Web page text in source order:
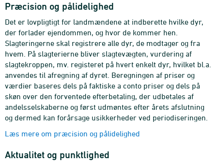
Præcision og pålidelighed
Det er lovpligtigt for landmændene at indberette hvilke dyr,
der forlader ejendommen, og hvor de kommer hen.
Slagteringerne skal registrere alle dyr, de modtager og fra
hvem. På slagterierne bliver slagtevægten, vurdering af
slagtekroppen, mv. registeret på hvert enkelt dyr, hvilket bl.a.
anvendes til afregning af dyret. Beregningen af priser og
værdier baseres dels på faktiske a conto priser og dels på
skøn over den forventede efterbetaling, der udbetales af
andelsselskaberne og først udmøntes efter årets afslutning
og dermed kan forårsage usikkerheder ved periodiseringen.
Læs mere om præcision og pålidelighed
Aktualitet og punktlighed